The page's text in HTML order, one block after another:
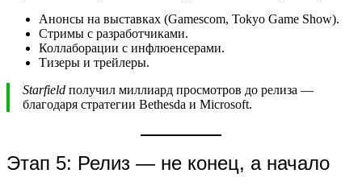
Анонсы на выставках (Gamescom, Tokyo Game Show).
Стримы с разработчиками.
Коллаборации с инфлюенсерами.
Тизеры и трейлеры.
Starfield получил миллиард просмотров до релиза —
благодаря стратегии Bethesda и Microsoft.
Этап 5: Релиз — не конец, а начало